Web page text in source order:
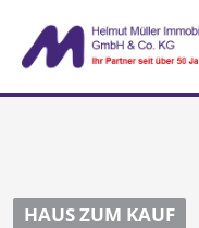
HAUS ZUM KAUF